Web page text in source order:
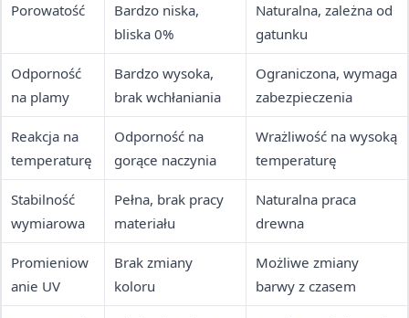
Porowatość
Bardzo niska,
bliska 0%
Naturalna, zależna od
gatunku
Odporność
na plamy
Bardzo wysoka,
brak wchłaniania
Ograniczona, wymaga
zabezpieczenia
Reakcja na
temperaturę
Odporność na
gorące naczynia
Wrażliwość na wysoką
temperaturę
Stabilność
wymiarowa
Pełna, brak pracy
materiału
Naturalna praca
drewna
Promieniow
anie UV
Brak zmiany
koloru
Możliwe zmiany
barwy z czasem